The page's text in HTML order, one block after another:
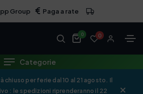
Group Paga a rate
0 0
Categorie
per ferie dal 10 al 21 agosto. Il
: le spedizioni riprenderanno il 22